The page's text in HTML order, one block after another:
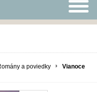
a poviedky
Vianoce